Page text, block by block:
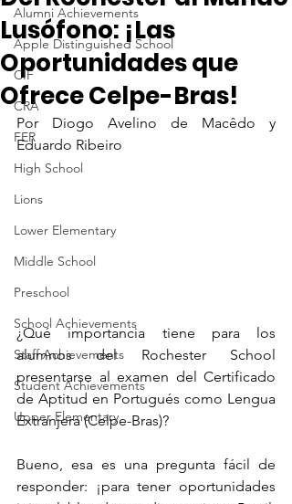
Alumni Achievements
Apple Distinguished School
CIF
CRA
FER
High School
Lions
Lower Elementary
Middle School
Preschool
School Achievements
Staff Achievements
Student Achievements
Upper Elementary
Lusófono: ¡Las
Oportunidades que
Ofrece Celpe-Bras!
Por Diogo Avelino de Macêdo y
Eduardo Ribeiro
¿Qué importancia tiene para los
alumnos del Rochester School
presentarse al examen del Certificado
de Aptitud en Portugués como Lengua
Extranjera (Celpe-Bras)?
Bueno, esa es una pregunta fácil de
responder: ¡para tener oportunidades